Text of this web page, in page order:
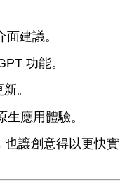
建議。
功能。
。
應用體驗。
也讓創意得以更快實